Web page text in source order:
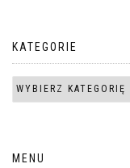
KATEGORIE
MENU